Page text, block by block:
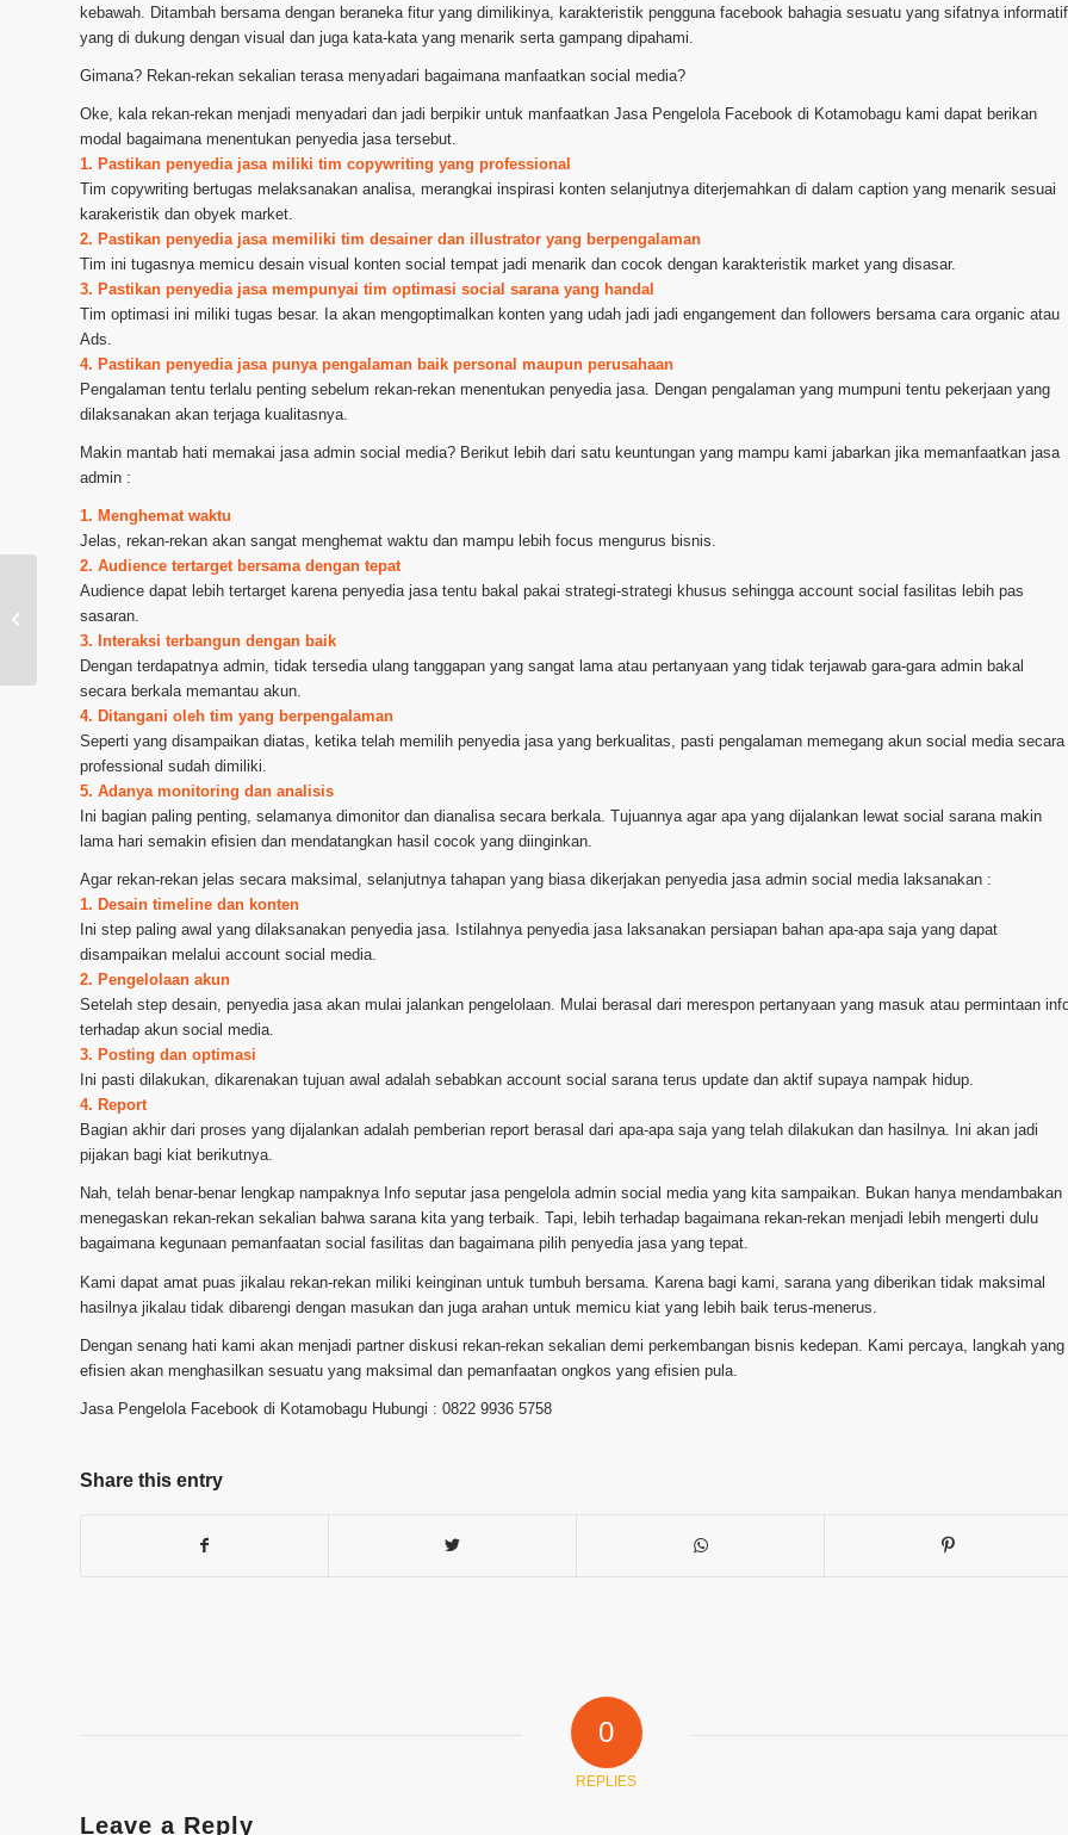
kebawah. Ditambah bersama dengan beraneka fitur yang dimilikinya, karakteristik pengguna facebook bahagia sesuatu yang sifatnya informatif
yang di dukung dengan visual dan juga kata-kata yang menarik serta gampang dipahami.
Gimana? Rekan-rekan sekalian terasa menyadari bagaimana manfaatkan social media?
Oke, kala rekan-rekan menjadi menyadari dan jadi berpikir untuk manfaatkan Jasa Pengelola Facebook di Kotamobagu kami dapat berikan
modal bagaimana menentukan penyedia jasa tersebut.
1. Pastikan penyedia jasa miliki tim copywriting yang professional
Tim copywriting bertugas melaksanakan analisa, merangkai inspirasi konten selanjutnya diterjemahkan di dalam caption yang menarik sesuai
karakeristik dan obyek market.
2. Pastikan penyedia jasa memiliki tim desainer dan illustrator yang berpengalaman
Tim ini tugasnya memicu desain visual konten social tempat jadi menarik dan cocok dengan karakteristik market yang disasar.
3. Pastikan penyedia jasa mempunyai tim optimasi social sarana yang handal
Tim optimasi ini miliki tugas besar. Ia akan mengoptimalkan konten yang udah jadi jadi engangement dan followers bersama cara organic atau
Ads.
4. Pastikan penyedia jasa punya pengalaman baik personal maupun perusahaan
Pengalaman tentu terlalu penting sebelum rekan-rekan menentukan penyedia jasa. Dengan pengalaman yang mumpuni tentu pekerjaan yang
dilaksanakan akan terjaga kualitasnya.
Makin mantab hati memakai jasa admin social media? Berikut lebih dari satu keuntungan yang mampu kami jabarkan jika memanfaatkan jasa
admin :
1. Menghemat waktu
Jelas, rekan-rekan akan sangat menghemat waktu dan mampu lebih focus mengurus bisnis.
2. Audience tertarget bersama dengan tepat
Audience dapat lebih tertarget karena penyedia jasa tentu bakal pakai strategi-strategi khusus sehingga account social fasilitas lebih pas
sasaran.
3. Interaksi terbangun dengan baik
Dengan terdapatnya admin, tidak tersedia ulang tanggapan yang sangat lama atau pertanyaan yang tidak terjawab gara-gara admin bakal
secara berkala memantau akun.
4. Ditangani oleh tim yang berpengalaman
Seperti yang disampaikan diatas, ketika telah memilih penyedia jasa yang berkualitas, pasti pengalaman memegang akun social media secara
professional sudah dimiliki.
5. Adanya monitoring dan analisis
Ini bagian paling penting, selamanya dimonitor dan dianalisa secara berkala. Tujuannya agar apa yang dijalankan lewat social sarana makin
lama hari semakin efisien dan mendatangkan hasil cocok yang diinginkan.
Agar rekan-rekan jelas secara maksimal, selanjutnya tahapan yang biasa dikerjakan penyedia jasa admin social media laksanakan :
1. Desain timeline dan konten
Ini step paling awal yang dilaksanakan penyedia jasa. Istilahnya penyedia jasa laksanakan persiapan bahan apa-apa saja yang dapat
disampaikan melalui account social media.
2. Pengelolaan akun
Setelah step desain, penyedia jasa akan mulai jalankan pengelolaan. Mulai berasal dari merespon pertanyaan yang masuk atau permintaan
terhadap akun social media.
3. Posting dan optimasi
Ini pasti dilakukan, dikarenakan tujuan awal adalah sebabkan account social sarana terus update dan aktif supaya nampak hidup.
4. Report
Bagian akhir dari proses yang dijalankan adalah pemberian report berasal dari apa-apa saja yang telah dilakukan dan hasilnya. Ini akan jadi
pijakan bagi kiat berikutnya.
Nah, telah benar-benar lengkap nampaknya Info seputar jasa pengelola admin social media yang kita sampaikan. Bukan hanya mendambakan
menegaskan rekan-rekan sekalian bahwa sarana kita yang terbaik. Tapi, lebih terhadap bagaimana rekan-rekan menjadi lebih mengerti dulu
bagaimana kegunaan pemanfaatan social fasilitas dan bagaimana pilih penyedia jasa yang tepat.
Kami dapat amat puas jikalau rekan-rekan miliki keinginan untuk tumbuh bersama. Karena bagi kami, sarana yang diberikan tidak maksimal
hasilnya jikalau tidak dibarengi dengan masukan dan juga arahan untuk memicu kiat yang lebih baik terus-menerus.
Dengan senang hati kami akan menjadi partner diskusi rekan-rekan sekalian demi perkembangan bisnis kedepan. Kami percaya, langkah yang
efisien akan menghasilkan sesuatu yang maksimal dan pemanfaatan ongkos yang efisien pula.
Jasa Pengelola Facebook di Kotamobagu Hubungi : 0822 9936 5758
Share this entry
0
REPLIES
Leave a Reply
Layanan Urus Instagram di Surabaya